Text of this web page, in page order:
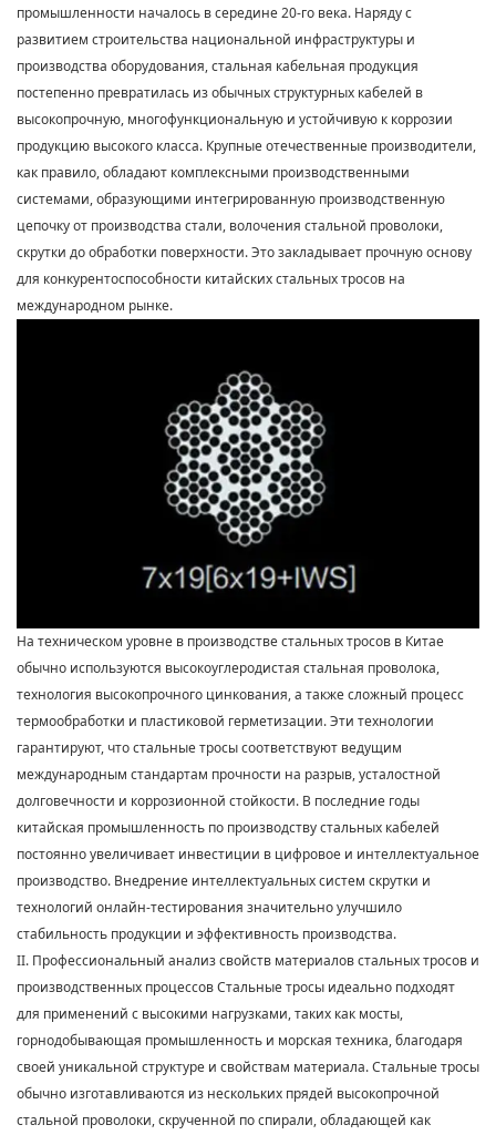
промышленности началось в середине 20-го века. Наряду с
развитием строительства национальной инфраструктуры и
производства оборудования, стальная кабельная продукция
постепенно превратилась из обычных структурных кабелей в
высокопрочную, многофункциональную и устойчивую к коррозии
продукцию высокого класса. Крупные отечественные производители,
как правило, обладают комплексными производственными
системами, образующими интегрированную производственную
цепочку от производства стали, волочения стальной проволоки,
скрутки до обработки поверхности. Это закладывает прочную основу
для конкурентоспособности китайских стальных тросов на
международном рынке.
На техническом уровне в производстве стальных тросов в Китае
обычно используются высокоуглеродистая стальная проволока,
технология высокопрочного цинкования, а также сложный процесс
термообработки и пластиковой герметизации. Эти технологии
гарантируют, что стальные тросы соответствуют ведущим
международным стандартам прочности на разрыв, усталостной
долговечности и коррозионной стойкости. В последние годы
китайская промышленность по производству стальных кабелей
постоянно увеличивает инвестиции в цифровое и интеллектуальное
производство. Внедрение интеллектуальных систем скрутки и
технологий онлайн-тестирования значительно улучшило
стабильность продукции и эффективность производства.
II. Профессиональный анализ свойств материалов стальных тросов и
производственных процессов Стальные тросы идеально подходят
для применений с высокими нагрузками, таких как мосты,
горнодобывающая промышленность и морская техника, благодаря
своей уникальной структуре и свойствам материала. Стальные тросы
обычно изготавливаются из нескольких прядей высокопрочной
стальной проволоки, скрученной по спирали, обладающей как